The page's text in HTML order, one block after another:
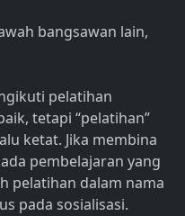
bangsawan lain,
pelatihan
tetapi “pelatihan”
ketat. Jika membina
pembelajaran yang
pelatihan dalam nama
pada sosialisasi.